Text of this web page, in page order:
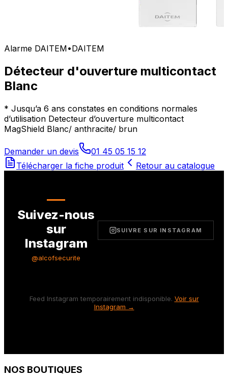
Alarme DAITEM•DAITEM
Détecteur d'ouverture multicontact
Blanc
* Jusqu’a 6 ans constates en conditions normales
d’utilisation Detecteur d’ouverture multicontact
MagShield Blanc/ anthracite/ brun
Demander un devis
01 45 05 15 12
Télécharger la fiche produit
Retour au catalogue
Suivez-nous
sur
Instagram
@alcofsecurite
SUIVRE SUR INSTAGRAM
Feed Instagram temporairement indisponible. Voir sur
Instagram →
NOS BOUTIQUES